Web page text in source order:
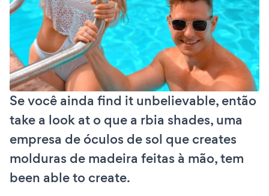
Se você ainda find it unbelievable, então
take a look at o que a rbia shades, uma
empresa de óculos de sol que creates
molduras de madeira feitas à mão, tem
been able to create.